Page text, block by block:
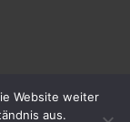
Website weiter
aus.